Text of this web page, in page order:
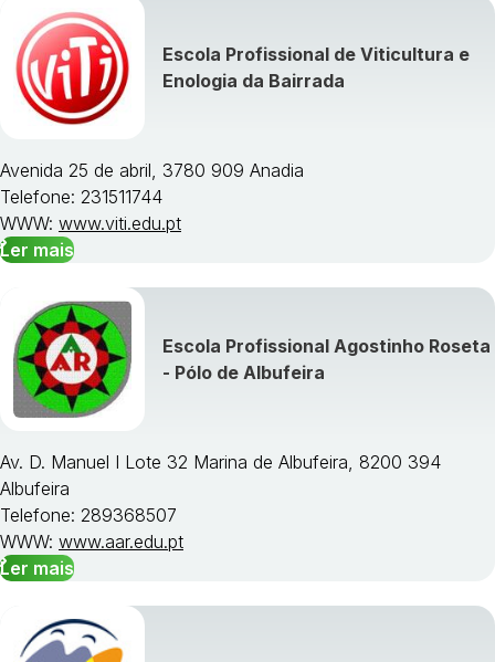
Escola Profissional de Viticultura e
Enologia da Bairrada
Avenida 25 de abril, 3780 909 Anadia
Telefone: 231511744
WWW: www.viti.edu.pt
Ler mais
Escola Profissional Agostinho Roseta
- Pólo de Albufeira
Av. D. Manuel I Lote 32 Marina de Albufeira, 8200 394
Albufeira
Telefone: 289368507
WWW: www.aar.edu.pt
Ler mais